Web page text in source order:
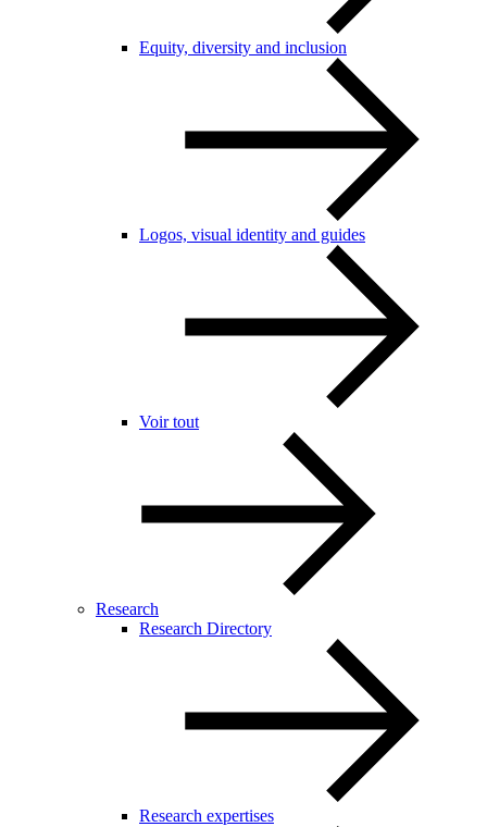
Equity, diversity and inclusion
Logos, visual identity and guides
Voir tout
Research
Research Directory
Research expertises